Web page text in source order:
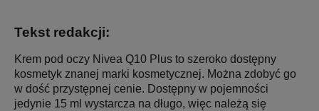
Tekst redakcji:
Krem pod oczy Nivea Q10 Plus to szeroko dostępny
kosmetyk znanej marki kosmetycznej. Można zdobyć go
w dość przystępnej cenie. Dostępny w pojemności
jedynie 15 ml wystarcza na długo, więc należą się